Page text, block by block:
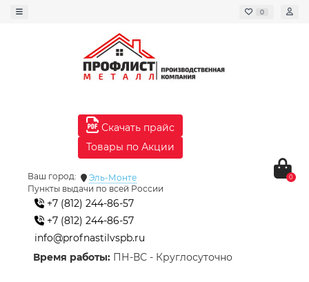
0
Скачать прайс
Товары по Акции
Ваш город:
Эль-Монте
Пункты выдачи по всей России
+7 (812) 244-86-57
+7 (812) 244-86-57
info@profnastilvspb.ru
Время работы: ПН-ВС - Круглосуточно
0